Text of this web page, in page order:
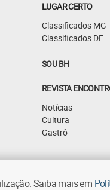
LUGAR CERTO
Classificados MG
Classificados DF
SOU BH
REVISTA
Notícias
Cultura
Gastrô
© 2026Diários
Saiba mais em